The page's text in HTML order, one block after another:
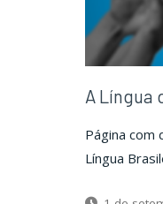
A Língua
Página
Língua